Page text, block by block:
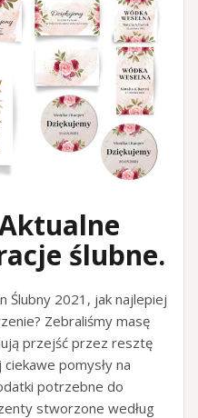
ślubne.
Ślubny 2021, jak najlepiej
Zebraliśmy masę
przejść przez resztę
pomysły na
potrzebne do
stworzone według